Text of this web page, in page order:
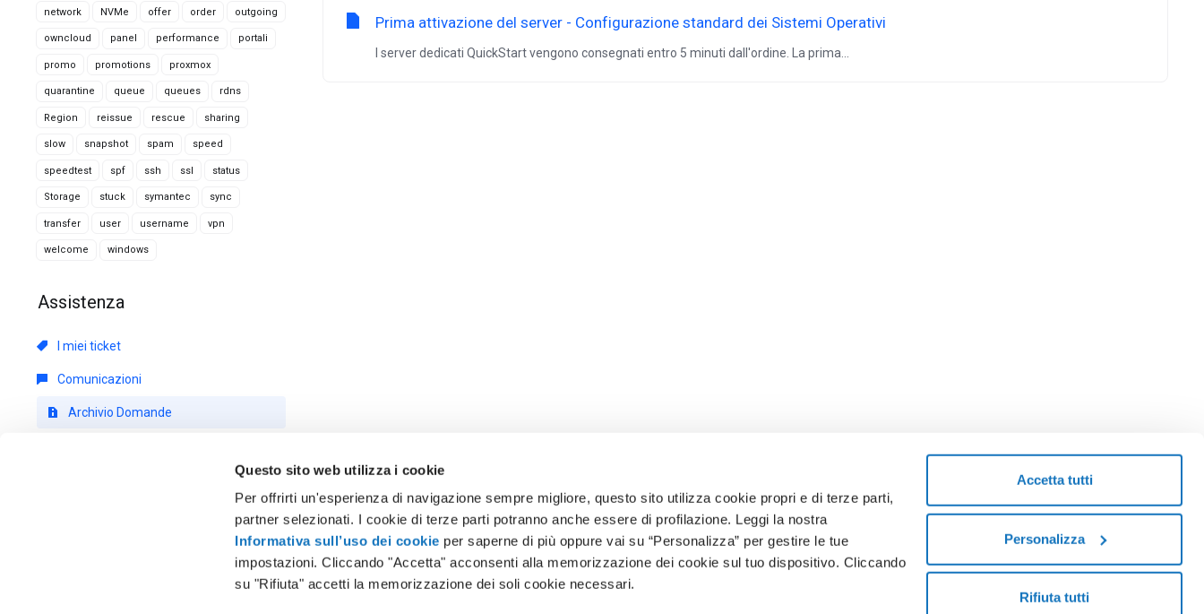
Questo sito web utilizza i cookie
Per offrirti un'esperienza di navigazione sempre migliore, questo sito utilizza cookie propri e di terze parti,
partner selezionati. I cookie di terze parti potranno anche essere di profilazione. Leggi la nostra
Informativa sull’uso dei cookie per saperne di più oppure vai su “Personalizza” per gestire le tue
impostazioni. Cliccando "Accetta" acconsenti alla memorizzazione dei cookie sul tuo dispositivo. Cliccando
su "Rifiuta" accetti la memorizzazione dei soli cookie necessari.
Accetta tutti
Personalizza
Rifiuta tutti
network NVMe offer order outgoing
owncloud panel performance portali
promo promotions proxmox
quarantine queue queues rdns
Region reissue rescue sharing
slow snapshot spam speed
speedtest spf ssh ssl status
Storage stuck symantec sync
transfer user username vpn
welcome windows
Assistenza
I miei ticket
Comunicazioni
Archivio Domande
Prima attivazione del server - Configurazione standard dei Sistemi Operativi
I server dedicati QuickStart vengono consegnati entro 5 minuti dall'ordine. La prima...